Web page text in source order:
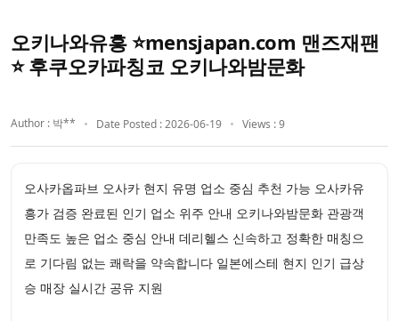
오키나와유흥 ⭐mensjapan.com 맨즈재팬
⭐ 후쿠오카파칭코 오키나와밤문화
Author : 박** Date Posted : 2026-06-19 Views : 9
오사카옵파브 오사카 현지 유명 업소 중심 추천 가능 오사카유
흥가 검증 완료된 인기 업소 위주 안내 오키나와밤문화 관광객
만족도 높은 업소 중심 안내 데리헬스 신속하고 정확한 매칭으
로 기다림 없는 쾌락을 약속합니다 일본에스테 현지 인기 급상
승 매장 실시간 공유 지원